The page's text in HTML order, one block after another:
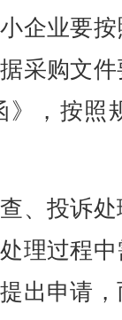
企业要
采购文
，按照
投诉处
理过程
出申请